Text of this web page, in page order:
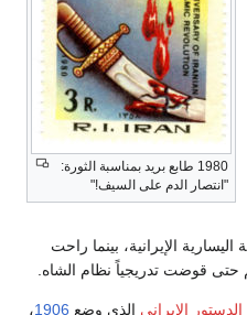
1980 طابع بريد بمناسبة الثورة:
"انتصار الدم على السيف!"
الإيرانية، بينما راحت
حتى قوضت تدريجياً نظام الشاه.
الدستور الإيراني الذي وضع 1906،